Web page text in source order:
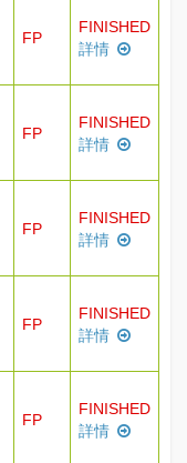
FP
FINISHED
詳情
FP
FINISHED
詳情
FP
FINISHED
詳情
FP
FINISHED
詳情
FP
FINISHED
詳情